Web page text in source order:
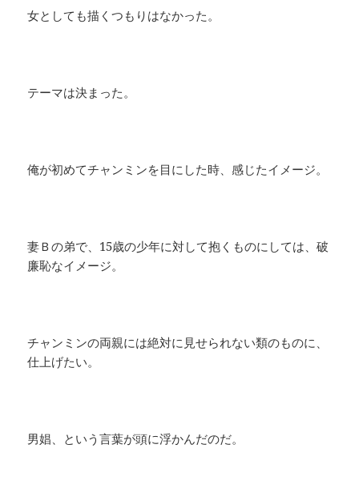
女としても描くつもりはなかった。
テーマは決まった。
俺が初めてチャンミンを目にした時、感じたイメージ。
妻Ｂの弟で、15歳の少年に対して抱くものにしては、破
廉恥なイメージ。
チャンミンの両親には絶対に見せられない類のものに、
仕上げたい。
男娼、という言葉が頭に浮かんだのだ。